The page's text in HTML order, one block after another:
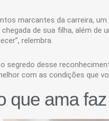
marcantes da carreira,
de sua filha, além de
relembra.
segredo desse
com as condições que
que ama